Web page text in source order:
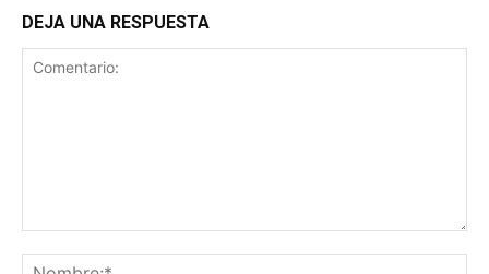
DEJA UNA RESPUESTA